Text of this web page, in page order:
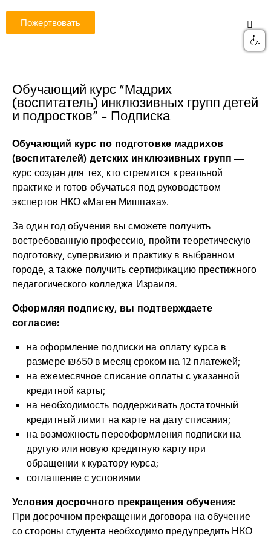
Пожертвовать
Обучающий курс “Мадрих
(воспитатель) инклюзивных групп детей
и подростков” - Подписка
Обучающий курс по подготовке мадрихов
(воспитателей) детских инклюзивных групп —
курс создан для тех, кто стремится к реальной
практике и готов обучаться под руководством
экспертов НКО «Маген Мишпаха».
За один год обучения вы сможете получить
востребованную профессию, пройти теоретическую
подготовку, супервизию и практику в выбранном
городе, а также получить сертификацию престижного
педагогического колледжа Израиля.
Оформляя подписку, вы подтверждаете
согласие:
на оформление подписки на оплату курса в
размере ₪650 в месяц сроком на 12 платежей;
на ежемесячное списание оплаты с указанной
кредитной карты;
на необходимость поддерживать достаточный
кредитный лимит на карте на дату списания;
на возможность переоформления подписки на
другую или новую кредитную карту при
обращении к куратору курса;
соглашение с условиями
Условия досрочного прекращения обучения:
При досрочном прекращении договора на обучение
со стороны студента необходимо предупредить НКО